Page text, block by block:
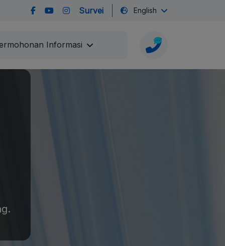
Survei English
Informasi